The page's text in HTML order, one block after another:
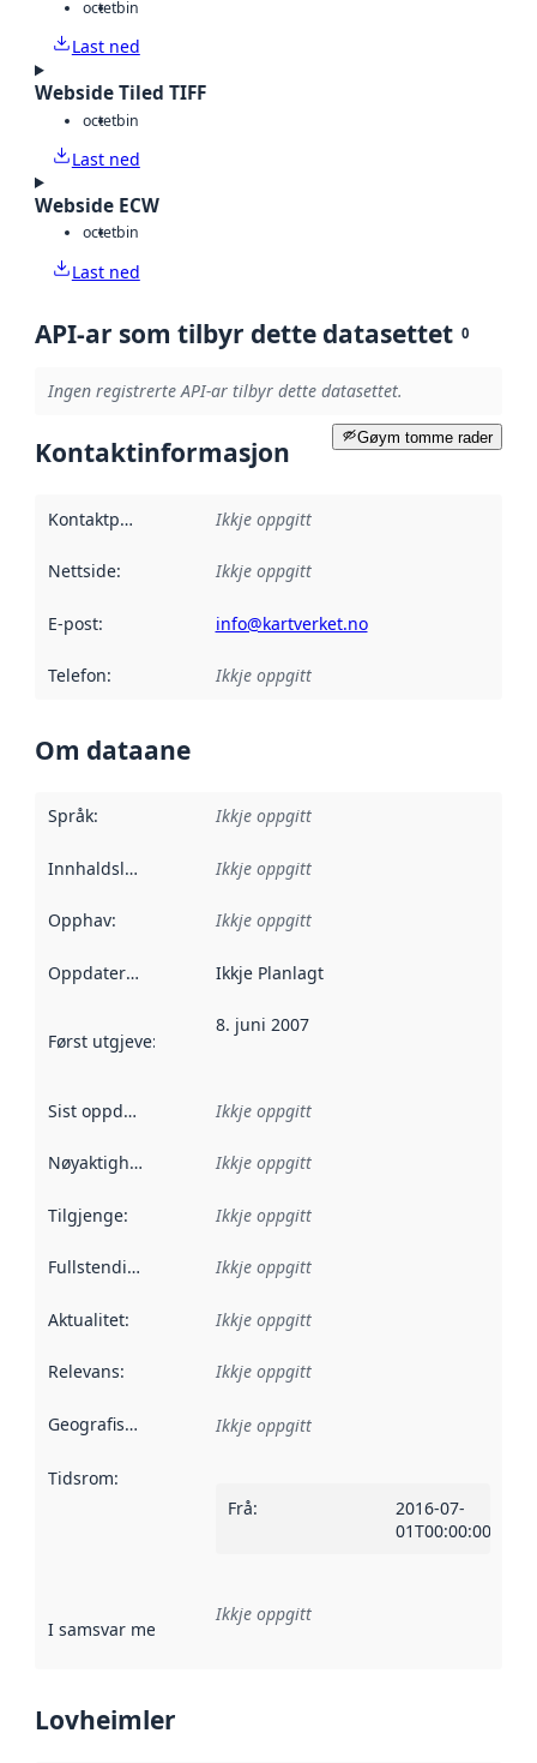
octetbin
Last ned
Webside Tiled TIFF
octetbin
Last ned
Webside ECW
octetbin
Last ned
API-ar som tilbyr dette datasettet 0
Ingen registrerte API-ar tilbyr dette datasettet.
Gøym tomme rader
Kontaktinformasjon
Kontaktpunkt Ikkje oppgitt
Nettside: Ikkje oppgitt
E-post: info@kartverket.no
Telefon: Ikkje oppgitt
Om dataane
Språk: Ikkje oppgitt
Innhaldsleverandørar :
Ikkje oppgitt
Opphav: Ikkje oppgitt
Oppdateringsfrekvens :
Ikkje Planlagt
Først utgjeve: Denne datoen seier når dataa i dette
8. juni 2007
Sist oppdatert Ikkje oppgitt
Nøyaktigheit Ikkje oppgitt
Tilgjenge: Ikkje oppgitt
Fullstendigheit Ikkje oppgitt
Aktualitet: Ikkje oppgitt
Relevans: Ikkje oppgitt
Geografisk område Ikkje oppgitt
Tidsrom:
Frå:
2016-07-
01T00:00:00Z
I samsvar med Referanse til ei implementeringsregel eller
Ikkje oppgitt
Lovheimler